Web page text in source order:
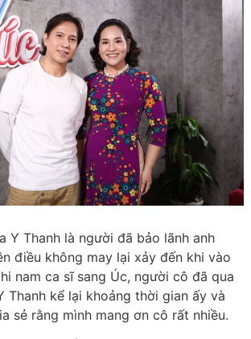
Y Thanh là người đã bảo lãnh anh
điều không may lại xảy đến khi vào
nam ca sĩ sang Úc, người cô đã qua
Thanh kể lại khoảng thời gian ấy và
sẻ rằng mình mang ơn cô rất nhiều.